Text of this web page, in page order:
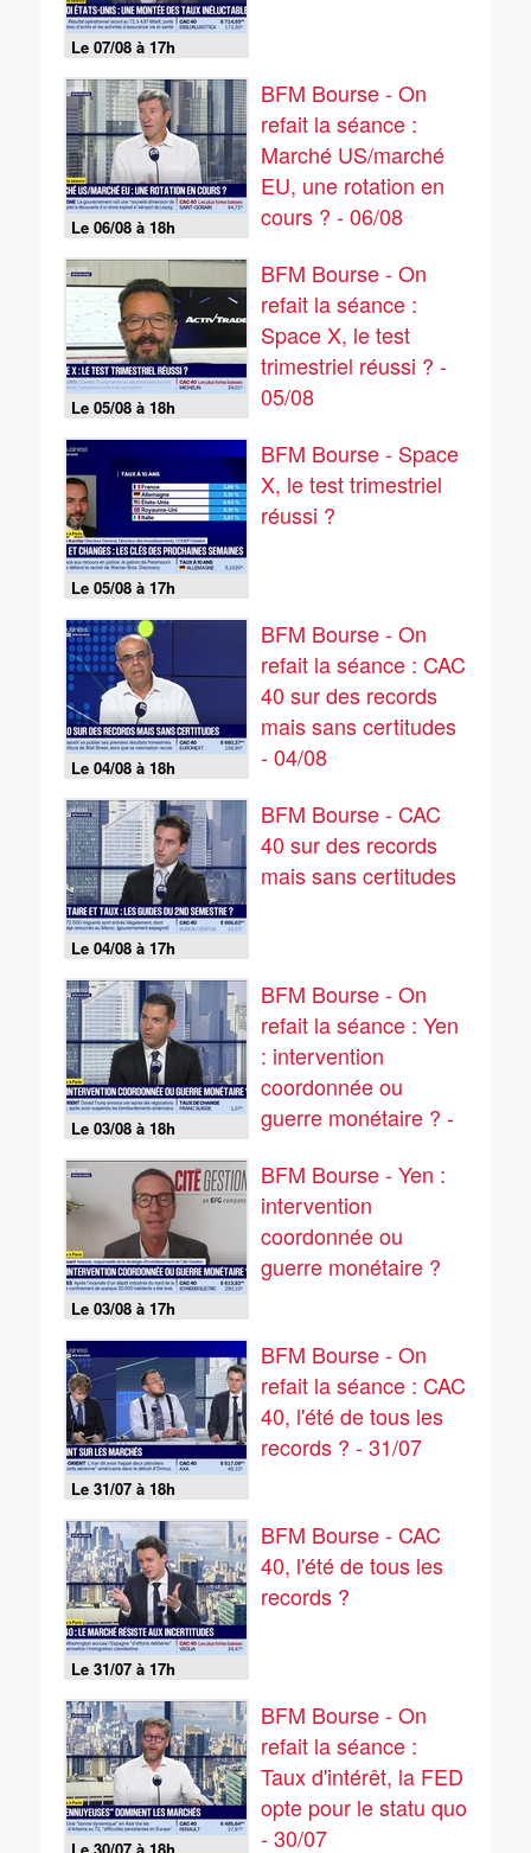
Le 07/08 à 17h
Le 06/08 à 18h
BFM Bourse - On
refait la séance :
Marché US/marché
EU, une rotation en
cours ? - 06/08
Le 05/08 à 18h
BFM Bourse - On
refait la séance :
Space X, le test
trimestriel réussi ? -
05/08
Le 05/08 à 17h
BFM Bourse - Space
X, le test trimestriel
réussi ?
Le 04/08 à 18h
BFM Bourse - On
refait la séance : CAC
40 sur des records
mais sans certitudes
- 04/08
Le 04/08 à 17h
BFM Bourse - CAC
40 sur des records
mais sans certitudes
Le 03/08 à 18h
BFM Bourse - On
refait la séance : Yen
: intervention
coordonnée ou
guerre monétaire ? -
Le 03/08 à 17h
BFM Bourse - Yen :
intervention
coordonnée ou
guerre monétaire ?
Le 31/07 à 18h
BFM Bourse - On
refait la séance : CAC
40, l'été de tous les
records ? - 31/07
Le 31/07 à 17h
BFM Bourse - CAC
40, l'été de tous les
records ?
BFM Bourse - On
refait la séance :
Taux d'intérêt, la FED
opte pour le statu quo
- 30/07